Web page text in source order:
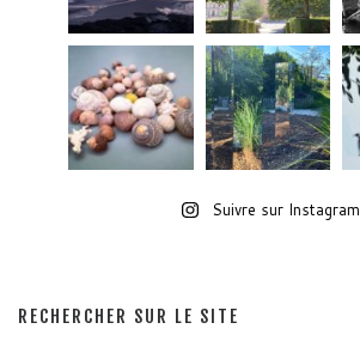
Suivre sur Instagram
RECHERCHER SUR LE SITE